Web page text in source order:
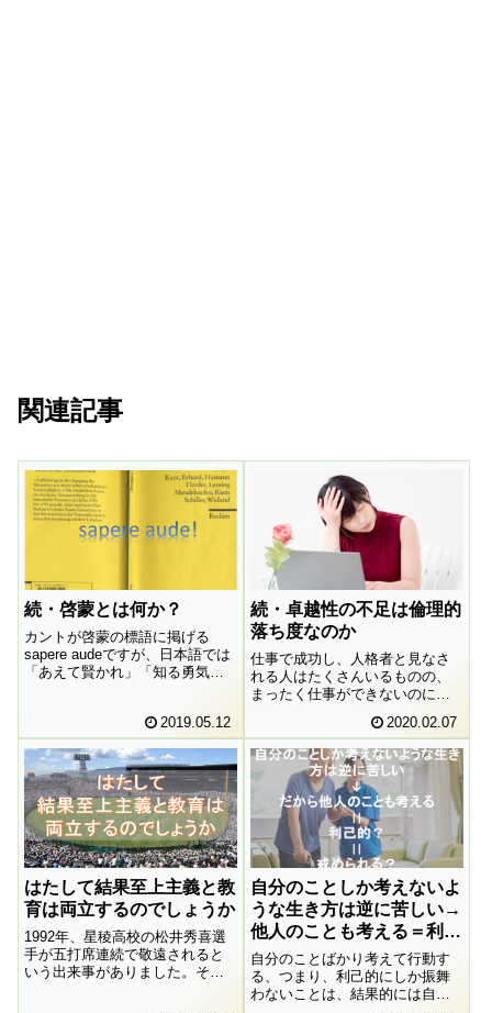
関連記事
続・啓蒙とは何か？
カントが啓蒙の標語に掲げる
sapere audeですが、日本語では
「あえて賢かれ」「知る勇気を
はくみ取れるのでしょうか。ど
うして賢くならなければならな
いのでしょうか？どうして知ら
なければならない、そもそも何
について知らなければならない
のでしょうか？謎です。
2019.05.12
続・卓越性の不足は倫理的
落ち度なのか
仕事で成功し、人格者と見なさ
れる人はたくさんいるものの、
まったく仕事ができないのに人
はなぜでしょうか。 2020.02.07
はたして結果至上主義と教
育は両立するのでしょうか
1992年、星稜高校の松井秀喜選
手が五打席連続で敬遠されると
いう出来事がありました。そし
自分のことしか考えないよ
うな生き方は逆に苦しい→
他人のことも考える＝利己
的？＝戒められる？
自分のことばかり考えて行動す
る、つまり、利己的にしか振舞
わないことは、結果的には自分